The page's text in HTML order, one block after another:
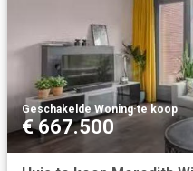
Geschakelde Woning·te koop
€ 667.500